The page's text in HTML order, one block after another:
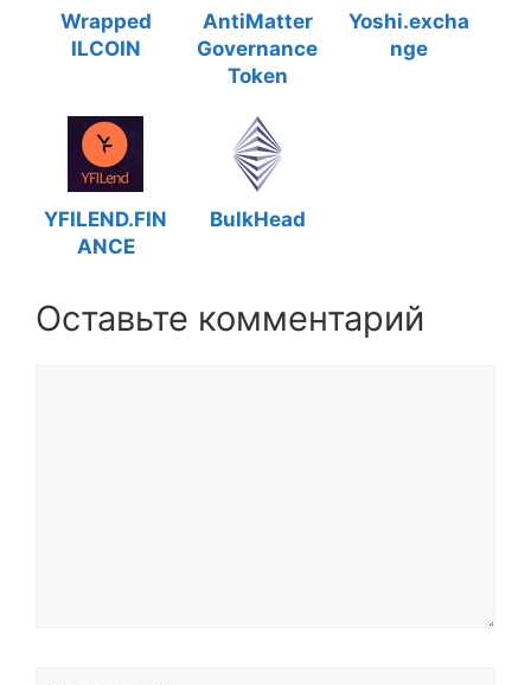
Wrapped
ILCOIN
AntiMatter
Governance
Token
Yoshi.excha
nge
YFILEND.FIN
ANCE
BulkHead
Оставьте комментарий